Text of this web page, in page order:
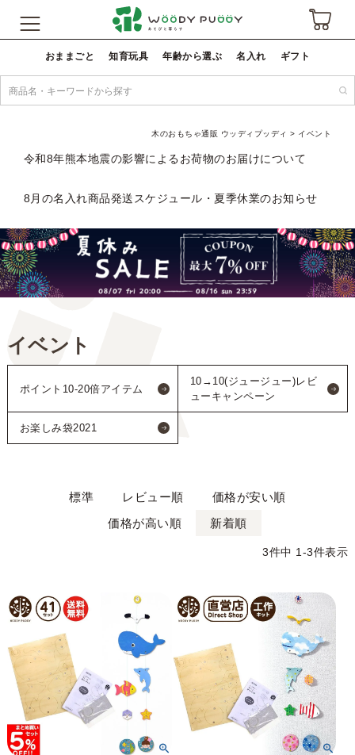
おままごと 知育玩具 年齢から選ぶ 名入れ ギフト
木のおもちゃ通販 ウッディプッディ イベント
令和8年熊本地震の影響によるお荷物のお届けについて
8月の名入れ商品発送スケジュール・夏季休業のお知らせ
イベント
ポイント10-20倍アイテム
10→10(ジュージュー)レビ
ューキャンペーン
お楽しみ袋2021
標準 レビュー順
価格が安い順
価格が高い順
新着順
3件中 1 -3件表示